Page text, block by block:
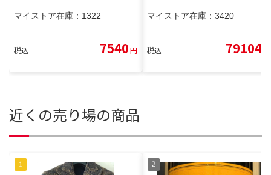
マイストア在庫： 1322
税込 7540円
マイストア在庫： 3420
税込 79104
近くの売り場の商品